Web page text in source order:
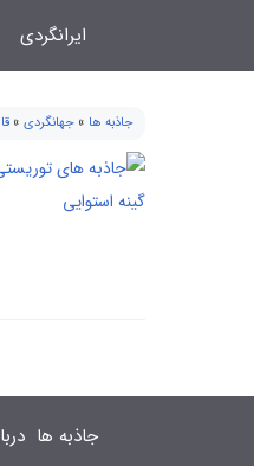
ایرانگردی
جاذبه ها » جهانگردی »
جاذبه ها